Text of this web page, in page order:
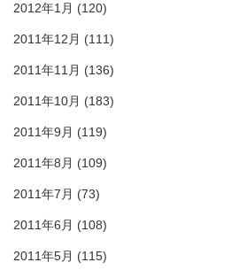
2012年1月 (120)
2011年12月 (111)
2011年11月 (136)
2011年10月 (183)
2011年9月 (119)
2011年8月 (109)
2011年7月 (73)
2011年6月 (108)
2011年5月 (115)